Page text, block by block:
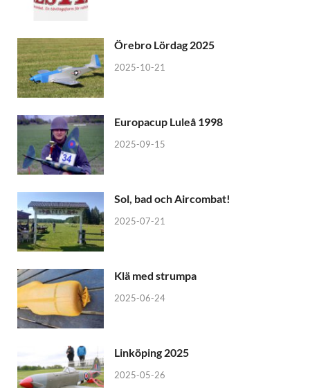
Örebro Lördag 2025
2025-10-21
Europacup Luleå 1998
2025-09-15
Sol, bad och Aircombat!
2025-07-21
Klä med strumpa
2025-06-24
Linköping 2025
2025-05-26